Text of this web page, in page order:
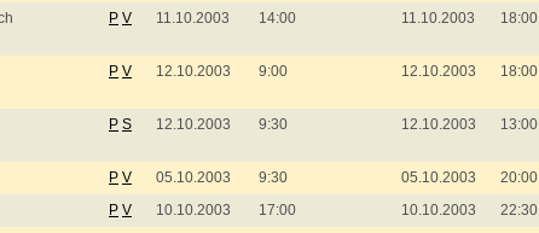
P V 11.10.2003 14:00 11.10.2003 18:00
P V 12.10.2003 9:00 12.10.2003 18:00
P S 12.10.2003 9:30 12.10.2003 13:00
P V 05.10.2003 9:30 05.10.2003
20:00
P V 10.10.2003 17:00 10.10.2003
22:30